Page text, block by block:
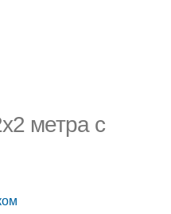
метра с